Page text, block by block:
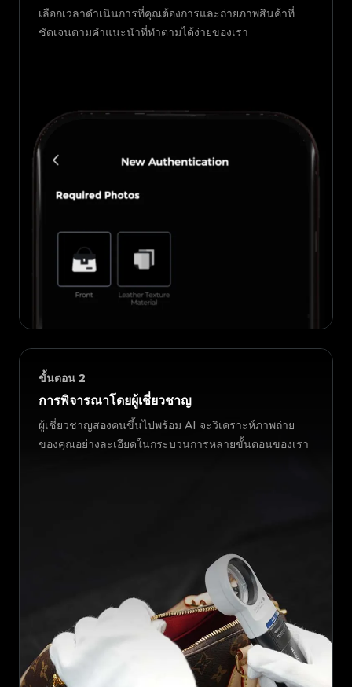
เลือกเวลาดำเนินการที่คุณต้องการและถ่ายภาพสินค้าที่
ชัดเจนตามคำแนะนำที่ทำตามได้ง่ายของเรา
ขั้นตอน 2
การพิจารณาโดยผู้เชี่ยวชาญ
ผู้เชี่ยวชาญสองคนขึ้นไปพร้อม AI จะวิเคราะห์ภาพถ่าย
ของคุณอย่างละเอียดในกระบวนการหลายขั้นตอนของเรา